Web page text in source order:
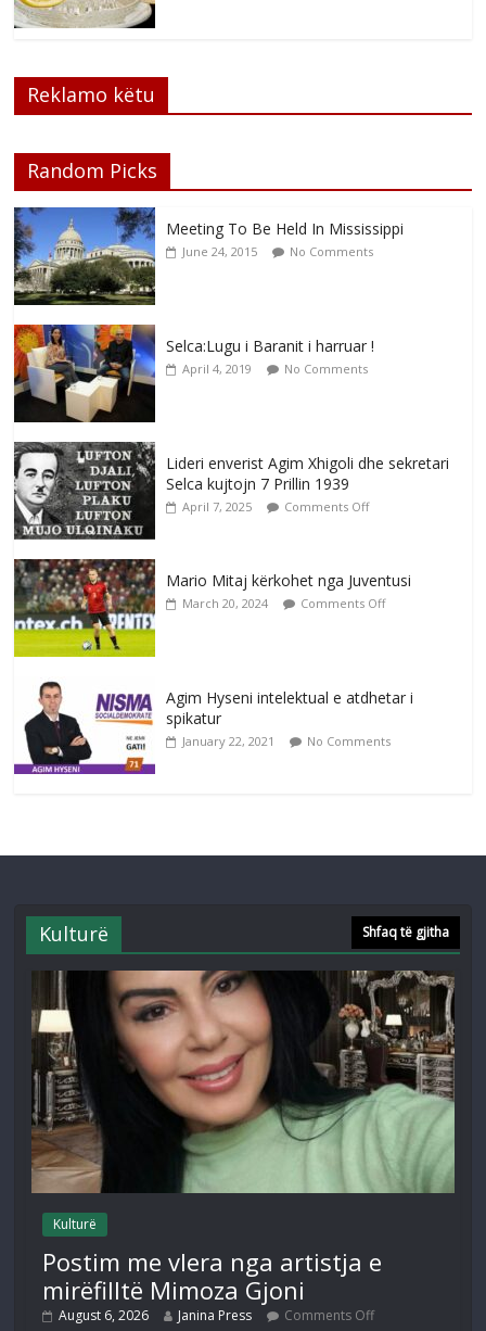
Reklamo këtu
Random Picks
Meeting To Be Held In Mississippi
June 24, 2015 No Comments
Selca:Lugu i Baranit i harruar !
April 4, 2019 No Comments
Lideri enverist Agim Xhigoli dhe sekretari
Selca kujtojn 7 Prillin 1939
April 7, 2025 Comments Off
Mario Mitaj kërkohet nga Juventusi
March 20, 2024 Comments Off
Agim Hyseni intelektual e atdhetar i
spikatur
January 22, 2021 No Comments
Kulturë Shfaq të gjitha
Kulturë
Postim me vlera nga artistja e
mirëfilltë Mimoza Gjoni
August 6, 2026 Janina Press Comments Off